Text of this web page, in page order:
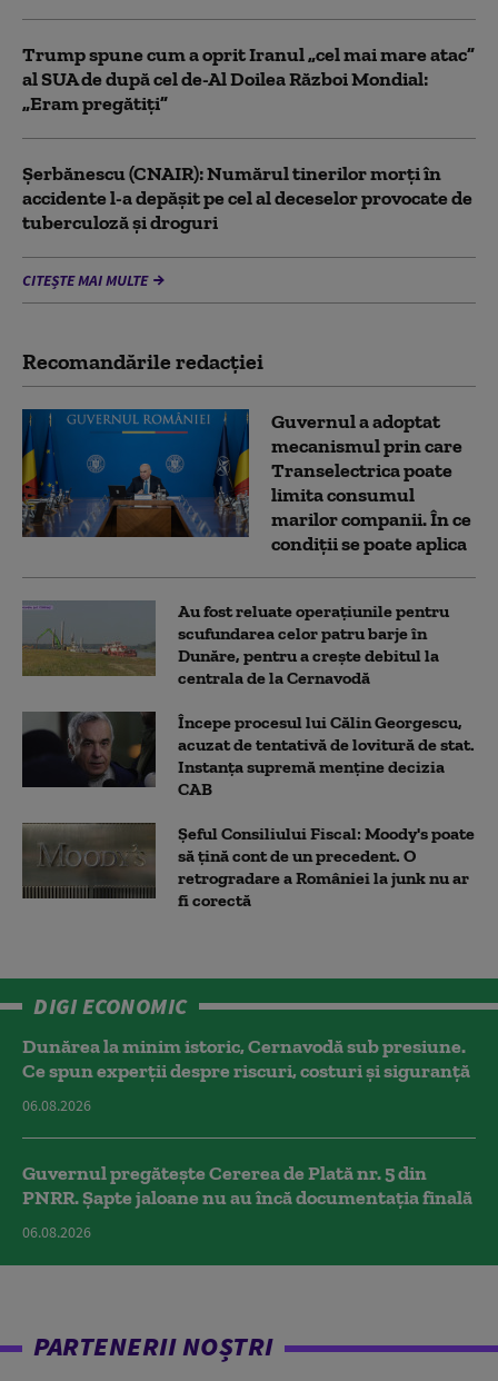
Trump spune cum a oprit Iranul „cel mai mare atac”
al SUA de după cel de-Al Doilea Război Mondial:
„Eram pregătiți”
Şerbănescu (CNAIR): Numărul tinerilor morţi în
accidente l-a depăşit pe cel al deceselor provocate de
tuberculoză şi droguri
CITEȘTE MAI MULTE
Recomandările redacţiei
Guvernul a adoptat
mecanismul prin care
Transelectrica poate
limita consumul
marilor companii. În ce
condiții se poate aplica
Au fost reluate operațiunile pentru
scufundarea celor patru barje în
Dunăre, pentru a crește debitul la
centrala de la Cernavodă
Începe procesul lui Călin Georgescu,
acuzat de tentativă de lovitură de stat.
Instanța supremă menține decizia
CAB
Șeful Consiliului Fiscal: Moody's poate
să țină cont de un precedent. O
retrogradare a României la junk nu ar
fi corectă
DIGI ECONOMIC
Dunărea la minim istoric, Cernavodă sub presiune.
Ce spun experții despre riscuri, costuri și siguranță
06.08.2026
Guvernul pregătește Cererea de Plată nr. 5 din
PNRR. Șapte jaloane nu au încă documentația finală
06.08.2026
PARTENERII NOȘTRI